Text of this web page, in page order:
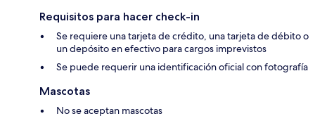
Requisitos para hacer check-in
Se requiere una tarjeta de crédito, una tarjeta de débito o
un depósito en efectivo para cargos imprevistos
Se puede requerir una identificación oficial con fotografía
Mascotas
No se aceptan mascotas